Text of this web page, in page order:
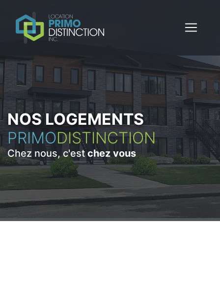
NOS LOGEMENTS
PRIMODISTINCTION
Chez nous, c'estchez vous